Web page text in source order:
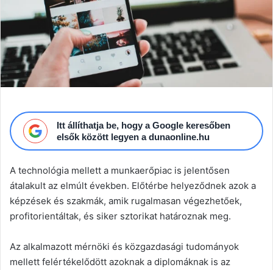
Itt állíthatja be, hogy a Google keresőben
elsők között legyen a dunaonline.hu
A technológia mellett a munkaerőpiac is jelentősen
átalakult az elmúlt években. Előtérbe helyeződnek azok a
képzések és szakmák, amik rugalmasan végezhetőek,
profitorientáltak, és siker sztorikat határoznak meg.
Az alkalmazott mérnöki és közgazdasági tudományok
mellett felértékelődött azoknak a diplomáknak is az